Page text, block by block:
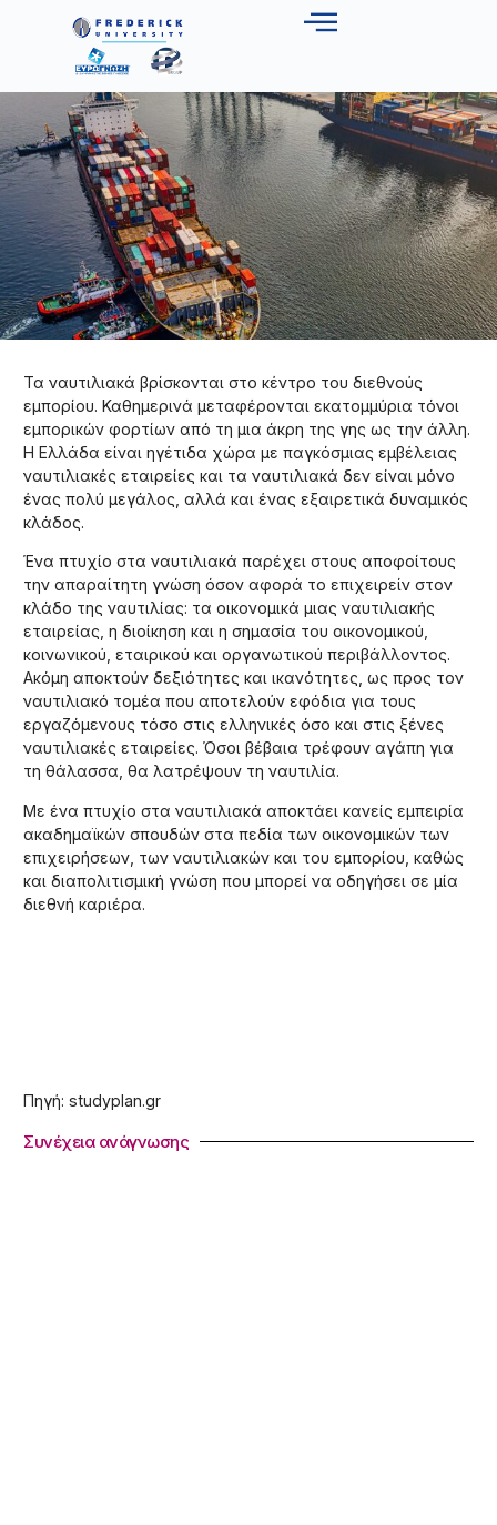
Τα ναυτιλιακά βρίσκονται στο κέντρο του διεθνούς
εμπορίου. Καθημερινά μεταφέρονται εκατομμύρια τόνοι
εμπορικών φορτίων από τη μια άκρη της γης ως την άλλη.
Η Ελλάδα είναι ηγέτιδα χώρα με παγκόσμιας εμβέλειας
ναυτιλιακές εταιρείες και τα ναυτιλιακά δεν είναι μόνο
ένας πολύ μεγάλος, αλλά και ένας εξαιρετικά δυναμικός
κλάδος.
Ένα πτυχίο στα ναυτιλιακά παρέχει στους αποφοίτους
την απαραίτητη γνώση όσον αφορά το επιχειρείν στον
κλάδο της ναυτιλίας: τα οικονομικά μιας ναυτιλιακής
εταιρείας, η διοίκηση και η σημασία του οικονομικού,
κοινωνικού, εταιρικού και οργανωτικού περιβάλλοντος.
Ακόμη αποκτούν δεξιότητες και ικανότητες, ως προς τον
ναυτιλιακό τομέα που αποτελούν εφόδια για τους
εργαζόμενους τόσο στις ελληνικές όσο και στις ξένες
ναυτιλιακές εταιρείες. Όσοι βέβαια τρέφουν αγάπη για
τη θάλασσα, θα λατρέψουν τη ναυτιλία.
Με ένα πτυχίο στα ναυτιλιακά αποκτάει κανείς εμπειρία
ακαδημαϊκών σπουδών στα πεδία των οικονομικών των
επιχειρήσεων, των ναυτιλιακών και του εμπορίου, καθώς
και διαπολιτισμική γνώση που μπορεί να οδηγήσει σε μία
διεθνή καριέρα.
Πηγή: studyplan.gr
Συνέχεια ανάγνωσης